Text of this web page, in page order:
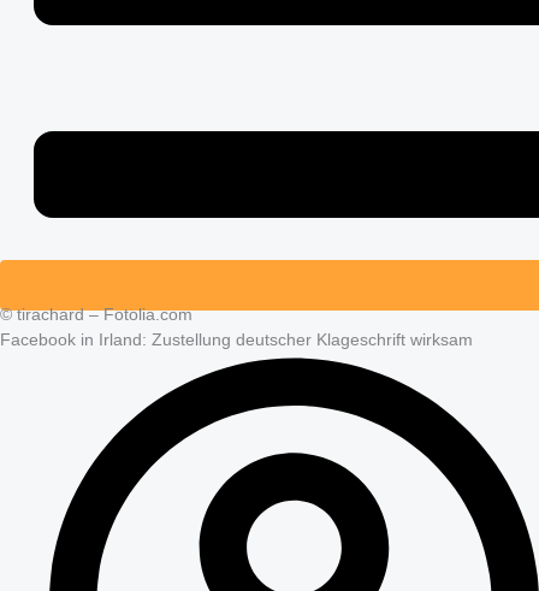
© tirachard – Fotolia.com
Facebook in Irland: Zustellung deutscher Klageschrift wirksam